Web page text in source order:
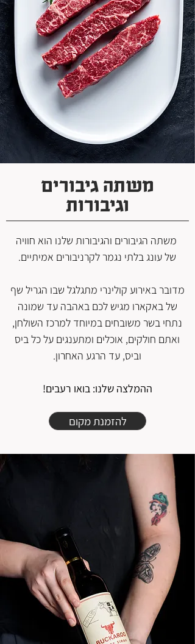
משתה גיבורים
וגיבורות
משתה הגיבורים והגיבורות שלנו הוא חוויה
של עונג בלתי נגמר לקרניבורים אמיתיים.
מדובר באירוע קולינרי מתגלגל שבו הגריל שף
של באקארו מגיש לכם באהבה עד שמונה
נתחי בשר משובחים במיוחד למרכז השולחן,
ואתם חולקים, אוכלים ומתענגים על כל ביס
וביס, עד הרגע האחרון.
ההמלצה שלנו: בואו רעבים!
להזמנת מקום